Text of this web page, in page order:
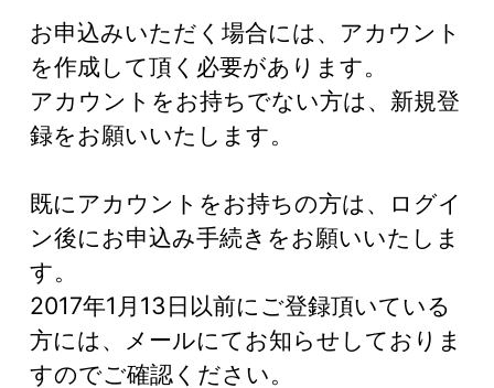
お申込みいただく場合には、アカウント
を作成して頂く必要があります。
アカウントをお持ちでない方は、新規登
録をお願いいたします。
既にアカウントをお持ちの方は、ログイ
ン後にお申込み手続きをお願いいたしま
す。
2017年1月13日以前にご登録頂いている
方には、メールにてお知らせしておりま
すのでご確認ください。